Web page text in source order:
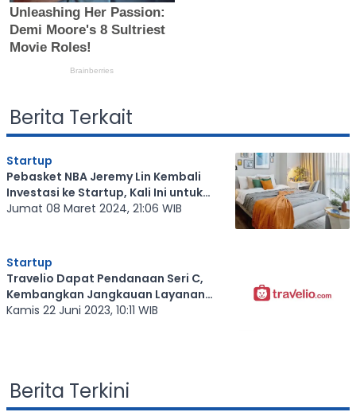
Berita Terkait
Startup
Pebasket NBA Jeremy Lin Kembali
Investasi ke Startup, Kali Ini untuk
Rukita
Jumat 08 Maret 2024, 21:06 WIB
Startup
Travelio Dapat Pendanaan Seri C,
Kembangkan Jangkauan Layanan
Properti
Kamis 22 Juni 2023, 10:11 WIB
Berita Terkini